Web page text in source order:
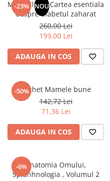
Audiobook
ReConnect
Crestinism
ScienceConnection
SelfConnect
SelfHealing
Vindecare Spirituala
Senzatii/Thriller
SF & Fantasy
Teatru
Teens Book Club
Instrumente si Truse Geometrie
Seturi scolare
Calculator
Consumabile & Accesorii
COLOREAZA CU PRIETENII
De colorat
Pot desena minunat
Carti educative
Copii 0-7 ani
Clubul Premiantilor
Super pitici 2-5 ani
Culegeri Auxiliare
Dictionare
Enciclopedii
Puzzle-uri
Puzzle
Puzzle 3D Lemn
-23% NOU
Mayo Clinic. Cartea esentiala
despre diabetul zaharat
260,00 Lei
199,00 Lei
ADAUGA IN COS
-50%
Pachet Mamele bune
142,72 Lei
71,36 Lei
ADAUGA IN COS
-6%Anatomia Omului,
Splanhnologia , Volumul 2